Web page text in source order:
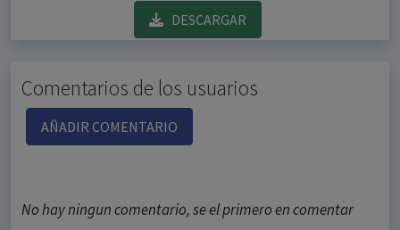
DESCARGAR
Comentarios de los usuarios
AÑADIR COMENTARIO
No hay ningun comentario, se el primero en comentar